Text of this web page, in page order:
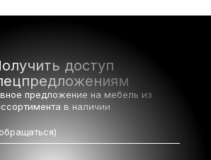
доступ
предложение на мебель из
в наличии